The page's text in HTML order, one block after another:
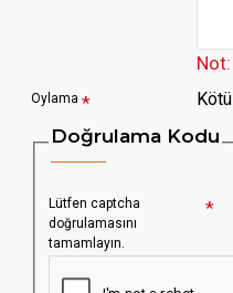
Not:
Oylama Kötü
Doğrulama Kodu
Lütfen captcha
doğrulamasını
tamamlayın.